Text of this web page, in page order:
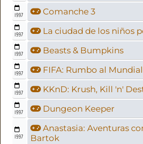
1997 Comanche 3
1997 La ciudad de los niños
1997 Beasts & Bumpkins
1997 FIFA: Rumbo al
1997 KKnD: Krush, Kill 'n'
1997 Dungeon Keeper
1997
Anastasia: Aventuras
Bartok